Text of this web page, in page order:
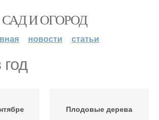
САД И ОГОРОД
новости статьи
Плодовые дерева